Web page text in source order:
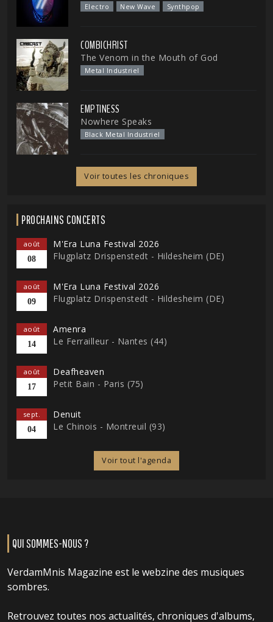
Electro New Wave Synthpop
COMBICHRIST
The Venom in the Mouth of God
Metal Industriel
EMPTINESS
Nowhere Speaks
Black Metal Industriel
Voir toutes les chroniques
PROCHAINS CONCERTS
août
08
M'Era Luna Festival 2026
Flugplatz Drispenstedt - Hildesheim (DE)
août
09
M'Era Luna Festival 2026
Flugplatz Drispenstedt - Hildesheim (DE)
août
14
Amenra
Le Ferrailleur - Nantes (44)
août
17
Deafheaven
Petit Bain - Paris (75)
sept.
04
Denuit
Le Chinois - Montreuil (93)
Voir tout l'agenda
QUI SOMMES-NOUS ?
VerdamMnis Magazine est le webzine des musiques
sombres.
Retrouvez toutes nos actualités, chroniques d'albums,